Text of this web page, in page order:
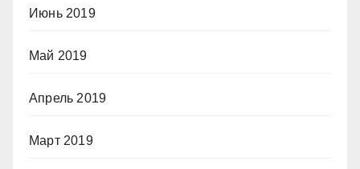
Июнь 2019
Май 2019
Апрель 2019
Март 2019